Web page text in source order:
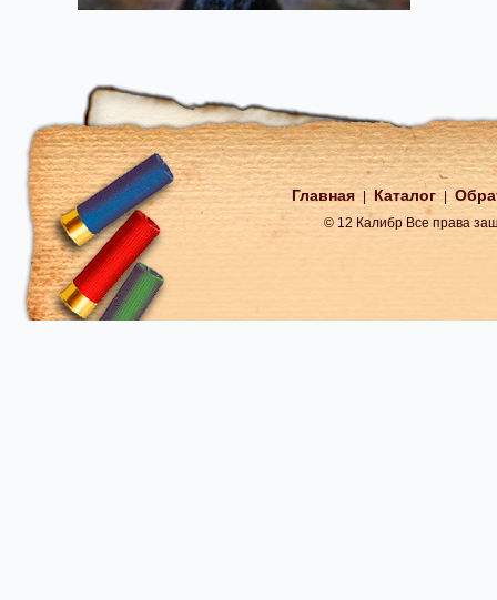
Главная Каталог
© 12 Калибр Все права